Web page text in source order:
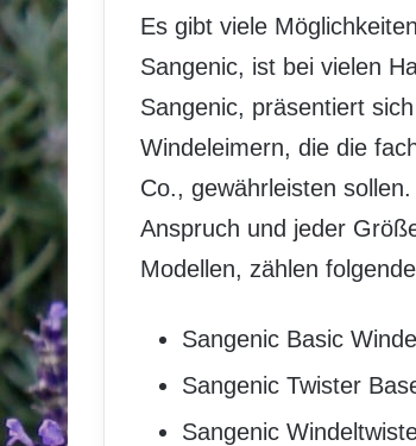
Es gibt viele
Sangenic, ist bei vielen
Sangenic, präsentiert
Windeleimern, die die
Co., gewährleisten
Anspruch und jeder
Modellen, zählen
Sangenic Basic
Sangenic Twister
Sangenic